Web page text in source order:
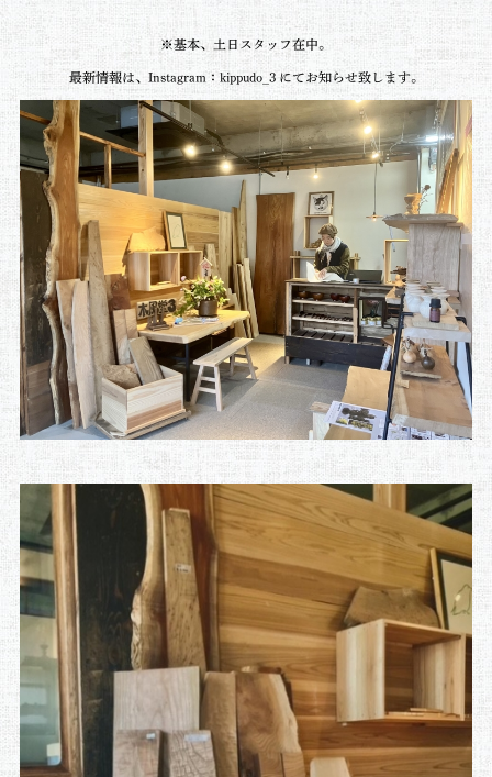
※基本、土日スタッフ在中。
最新情報は、Instagram： kippudo_3 にてお知らせ致します。